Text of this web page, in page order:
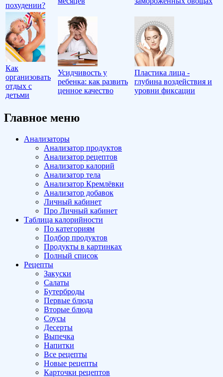
похудении?
Как
организовать
отдых с
детьми
Усидчивость у
ребенка: как развить
ценное качество
Пластика лица -
глубина воздействия и
уровни фиксации
Главное меню
Анализаторы
Анализатор продуктов
Анализатор рецептов
Анализатор калорий
Анализатор тела
Анализатор Кремлёвки
Анализатор добавок
Личный кабинет
Про Личный кабинет
Таблица калорийности
По категориям
Подбор продуктов
Продукты в картинках
Полный список
Рецепты
Закуски
Салаты
Бутерброды
Первые блюда
Вторые блюда
Соусы
Десерты
Выпечка
Напитки
Все рецепты
Новые рецепты
Карточки рецептов